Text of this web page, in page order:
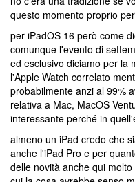
questo momento proprio
per iPadOS 16 però come
comunque l'evento di
ed esclusivo diciamo per la
l'Apple Watch correlato
probabilmente anzi al 99%
relativa a Mac, MacOS
interessante perché in
almeno un iPad credo che
anche l'iPad Pro e per
delle novità anche qui